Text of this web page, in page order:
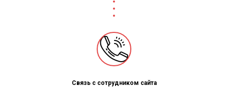
Связь с сотрудником сайта